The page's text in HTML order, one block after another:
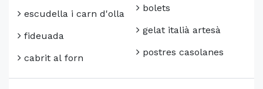
escudella i carn d'olla
fideuada
cabrit al forn
bolets
gelat italià artesà
postres casolanes